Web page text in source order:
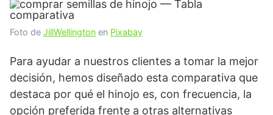
Foto de JillWellington en Pixabay
Para ayudar a nuestros clientes a tomar la mejor
decisión, hemos diseñado esta comparativa que
destaca por qué el hinojo es, con frecuencia, la
opción preferida frente a otras alternativas